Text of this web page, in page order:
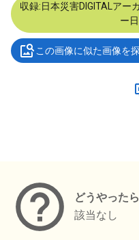
収録:日本災害DIGITALアー
ー
この画像に似た画像を
どうやった
該当なし